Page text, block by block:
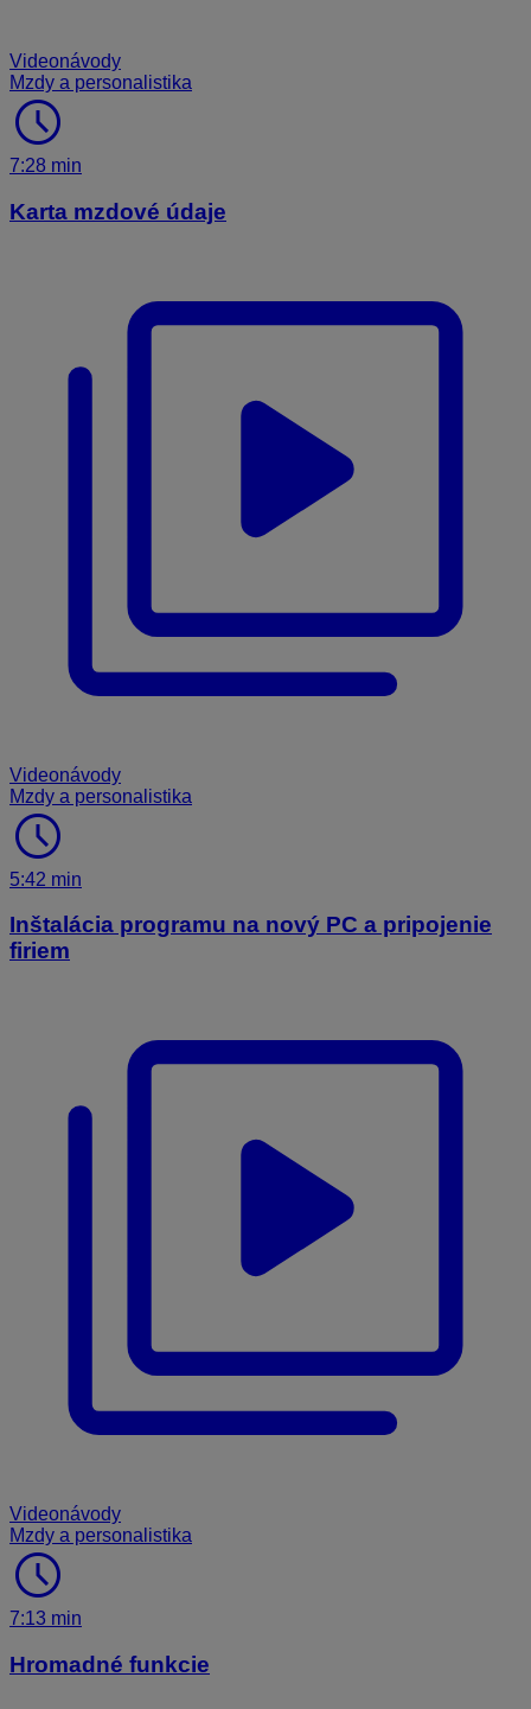
Videonávody
Mzdy a personalistika
schedule
7:28 min
Karta mzdové údaje
Videonávody
Mzdy a personalistika
schedule
5:42 min
Inštalácia programu na nový PC a pripojenie
firiem
Videonávody
Mzdy a personalistika
schedule
7:13 min
Hromadné funkcie